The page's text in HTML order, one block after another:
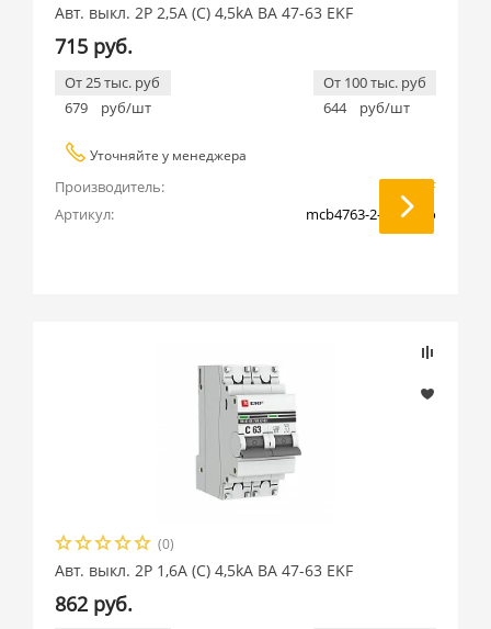
Авт. выкл. 2P 2,5А (C) 4,5kA ВА 47-63 EKF
715 руб.
От 25 тыс. руб
679
руб/шт
От 100 тыс. руб
644
руб/шт
Уточняйте у менеджера
Производитель:
EKF
Артикул:
mcb4763-2-2.5C-pro
(0)
Авт. выкл. 2P 1,6А (C) 4,5kA ВА 47-63 EKF
862 руб.